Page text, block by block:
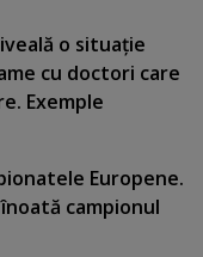
o situaţie
cu doctori care
Exemple
Europene.
campionul